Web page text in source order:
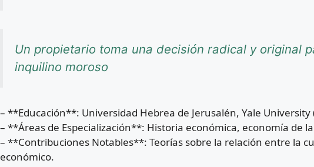
Un propietario toma una decisión radical y original
inquilino moroso
– **Educación**: Universidad Hebrea de Jerusalén, Yale University
– **Áreas de Especialización**: Historia económica, economía de
– **Contribuciones Notables**: Teorías sobre la relación entre la
económico.